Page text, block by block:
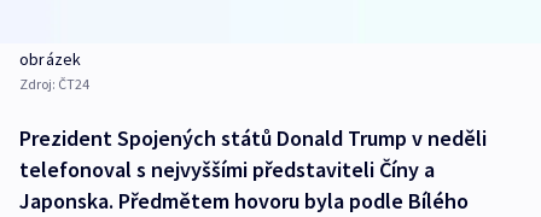
obrázek
Zdroj: ČT24
Prezident Spojených států Donald Trump v neděli
telefonoval s nejvyššími představiteli Číny a
Japonska. Předmětem hovoru byla podle Bílého